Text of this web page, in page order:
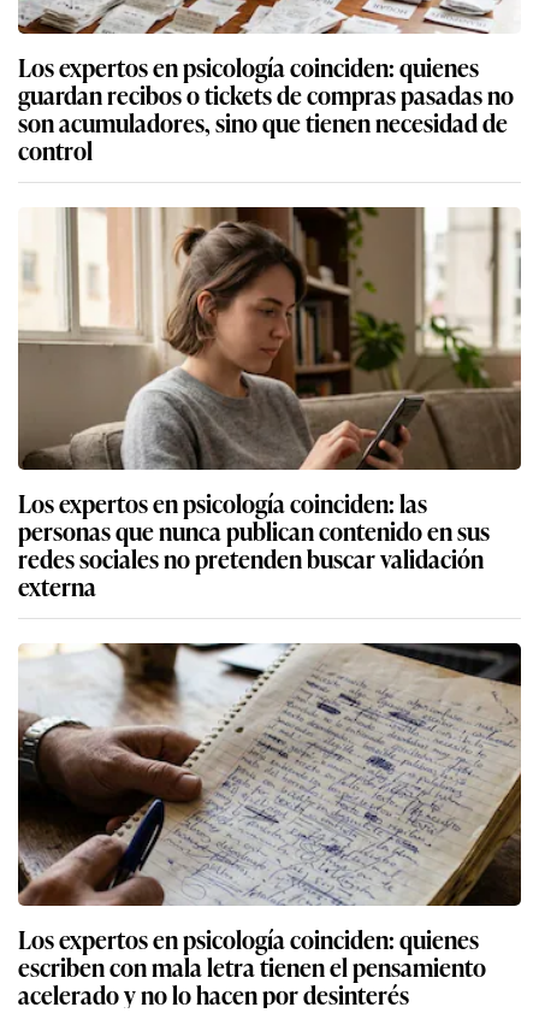
Los expertos en psicología coinciden: quienes
guardan recibos o tickets de compras pasadas no
son acumuladores, sino que tienen necesidad de
control
Los expertos en psicología coinciden: las
personas que nunca publican contenido en sus
redes sociales no pretenden buscar validación
externa
Los expertos en psicología coinciden: quienes
escriben con mala letra tienen el pensamiento
acelerado y no lo hacen por desinterés